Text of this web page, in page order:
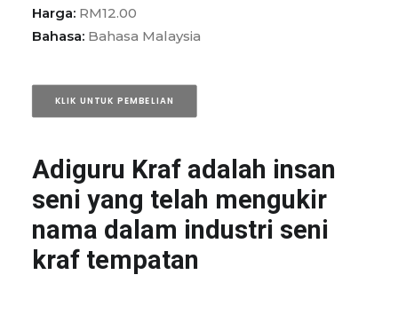
Harga: RM12.00
Bahasa: Bahasa Malaysia
KLIK UNTUK PEMBELIAN
Adiguru Kraf adalah insan
seni yang telah mengukir
nama dalam industri seni
kraf tempatan